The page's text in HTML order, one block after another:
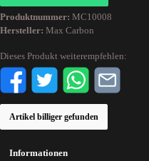
Produktnummer: MC10008
Hersteller: Max Carbon
Dieses Produkt weiterempfehlen:
Artikel billiger gefunden
Informationen